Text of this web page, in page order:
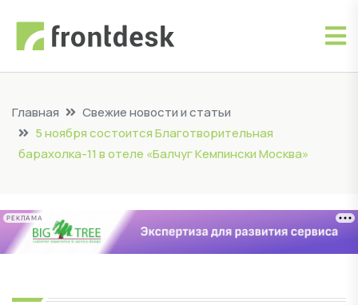
Главная
Свежие новости и статьи
5 ноября состоится Благотворительная
барахолка-11 в отеле «Балчуг Кемпински Москва»
РЕКЛАМА